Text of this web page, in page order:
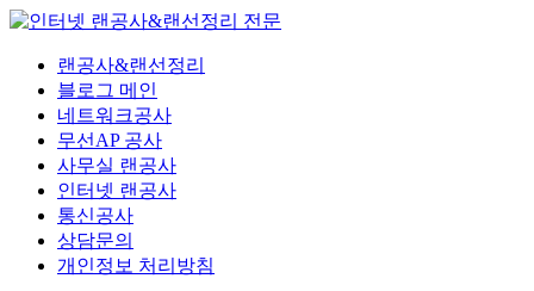
콘
랜공사&랜선정리
블로그 메인
네트워크공사
무선AP 공사
사무실 랜공사
인터넷 랜공사
통신공사
상담문의
개인정보 처리방침